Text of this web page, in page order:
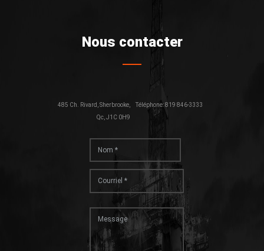
Nous contacter
Téléphone: 819 846-3333
485 Ch. Rivard, Sherbrooke,
Qc, J1C 0H9